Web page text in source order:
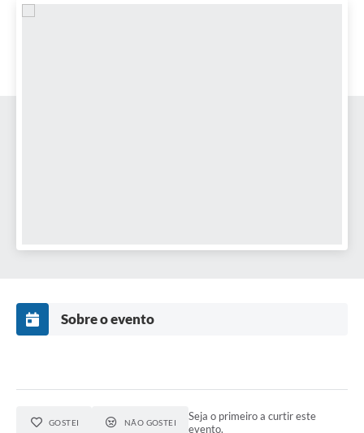
Sobre o evento
GOSTEI NÃO GOSTEI
Seja o primeiro a curtir este
evento.